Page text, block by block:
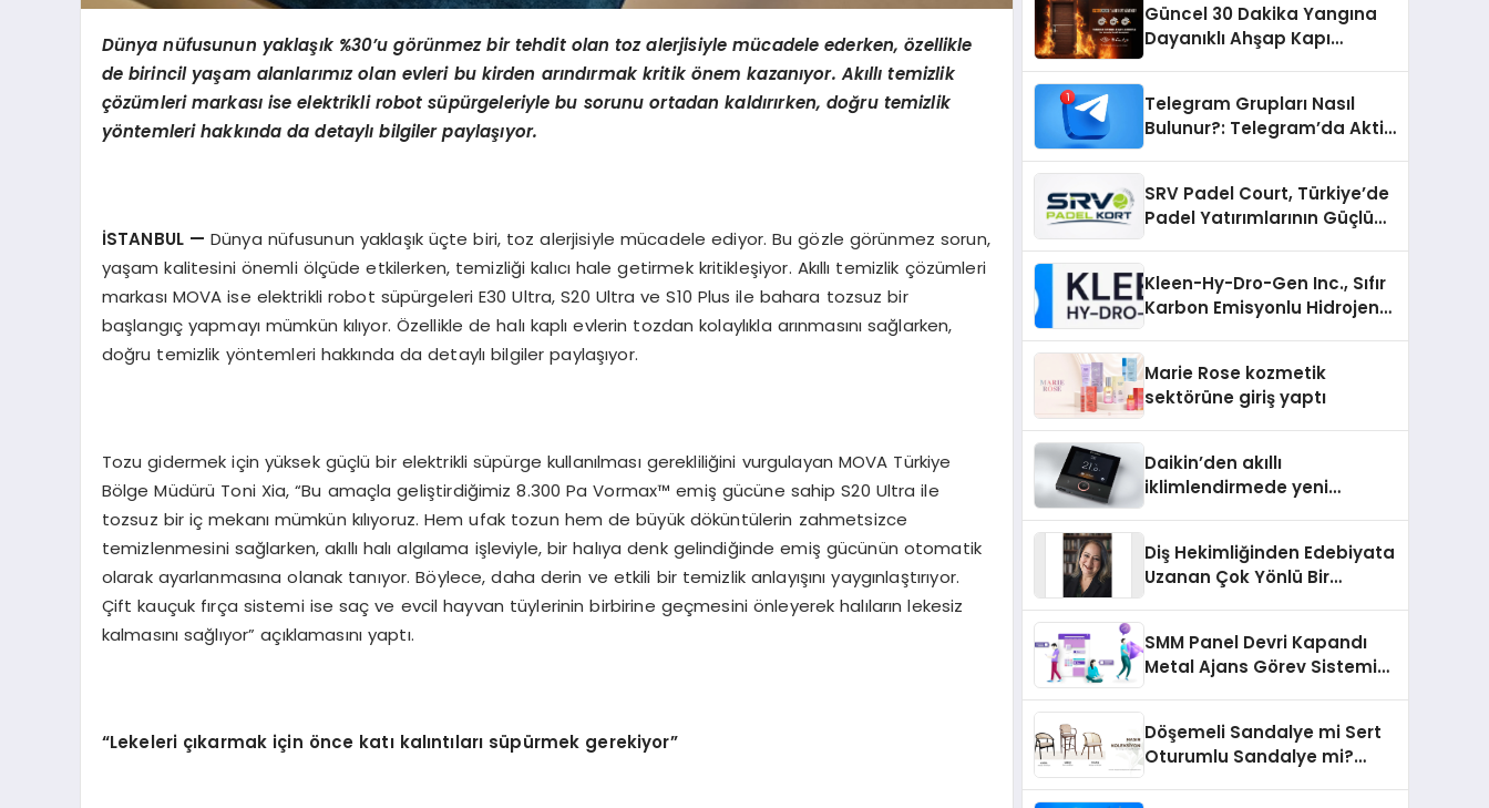
Dünya nüfusunun yaklaşık %30’u görünmez bir tehdit olan toz alerjisiyle mücadele ederken, özellikle
de birincil yaşam alanlarımız olan evleri bu kirden arındırmak kritik önem kazanıyor. Akıllı temizlik
çözümleri markası ise elektrikli robot süpürgeleriyle bu sorunu ortadan kaldırırken, doğru temizlik
yöntemleri hakkında da detaylı bilgiler paylaşıyor.
İSTANBUL — Dünya nüfusunun yaklaşık üçte biri, toz alerjisiyle mücadele ediyor. Bu gözle görünmez sorun,
yaşam kalitesini önemli ölçüde etkilerken, temizliği kalıcı hale getirmek kritikleşiyor. Akıllı temizlik çözümleri
markası MOVA ise elektrikli robot süpürgeleri E30 Ultra, S20 Ultra ve S10 Plus ile bahara tozsuz bir
başlangıç yapmayı mümkün kılıyor. Özellikle de halı kaplı evlerin tozdan kolaylıkla arınmasını sağlarken,
doğru temizlik yöntemleri hakkında da detaylı bilgiler paylaşıyor.
Tozu gidermek için yüksek güçlü bir elektrikli süpürge kullanılması gerekliliğini vurgulayan MOVA Türkiye
Bölge Müdürü Toni Xia, “Bu amaçla geliştirdiğimiz 8.300 Pa Vormax™ emiş gücüne sahip S20 Ultra ile
tozsuz bir iç mekanı mümkün kılıyoruz. Hem ufak tozun hem de büyük döküntülerin zahmetsizce
temizlenmesini sağlarken, akıllı halı algılama işleviyle, bir halıya denk gelindiğinde emiş gücünün otomatik
olarak ayarlanmasına olanak tanıyor. Böylece, daha derin ve etkili bir temizlik anlayışını yaygınlaştırıyor.
Çift kauçuk fırça sistemi ise saç ve evcil hayvan tüylerinin birbirine geçmesini önleyerek halıların lekesiz
kalmasını sağlıyor” açıklamasını yaptı.
“Lekeleri çıkarmak için önce katı kalıntıları süpürmek gerekiyor”
Güncel 30 Dakika Yangına
Dayanıklı Ahşap Kapı
Telegram Grupları Nasıl
Bulunur?: Telegram’da Aktif
SRV Padel Court, Türkiye’de
Padel Yatırımlarının Güçlü
Kleen-Hy-Dro-Gen Inc., Sıfır
Karbon Emisyonlu Hidrojen
Aldı
Marie Rose kozmetik
sektörüne giriş yaptı
Daikin’den akıllı
iklimlendirmede yeni
Diş Hekimliğinden Edebiyata
Uzanan Çok Yönlü Bir
SMM Panel Devri Kapandı
Metal Ajans Görev Sistemi
Döşemeli Sandalye mi Sert
Oturumlu Sandalye mi?